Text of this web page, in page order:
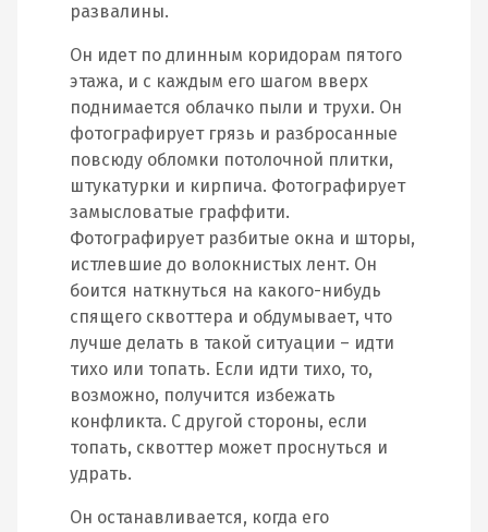
развалины.
Он идет по длинным коридорам пятого
этажа, и с каждым его шагом вверх
поднимается облачко пыли и трухи. Он
фотографирует грязь и разбросанные
повсюду обломки потолочной плитки,
штукатурки и кирпича. Фотографирует
замысловатые граффити.
Фотографирует разбитые окна и шторы,
истлевшие до волокнистых лент. Он
боится наткнуться на какого-нибудь
спящего сквоттера и обдумывает, что
лучше делать в такой ситуации – идти
тихо или топать. Если идти тихо, то,
возможно, получится избежать
конфликта. С другой стороны, если
топать, сквоттер может проснуться и
удрать.
Он останавливается, когда его